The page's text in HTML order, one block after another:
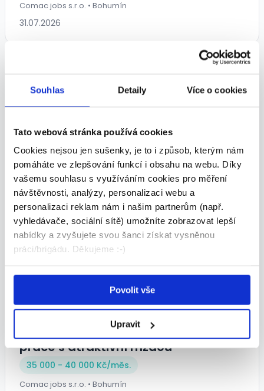
Souhlas Detaily Více o cookies
Tato webová stránka používá cookies
Cookies nejsou jen sušenky, je to i způsob, kterým nám
pomáháte ve zlepšování funkcí i obsahu na webu. Díky
vašemu souhlasu s využíváním cookies pro měření
návštěvnosti, analýzy, personalizaci webu a
personalizaci reklam nám i našim partnerům (např.
vyhledávače, sociální sítě) umožníte zobrazovat lepší
nabídky a zvyšujete svou šanci získat vysněnou
práci/brigádu. Děkujeme :-)
Povolit vše
Upravit
Comac jobs s.r.o. • Bohumín
31.07.2026
Řidič sk. C | Jen v areálu firmy | od
35 000 Kč | Bohumín
35 000 - 42 000 Kč/měs.
Comac jobs s.r.o. • Bohumín
24.07.2026
Hledáme seřizovače! Stabilní
práce s atraktivní mzdou
35 000 - 40 000 Kč/měs.
Comac jobs s.r.o. • Bohumín